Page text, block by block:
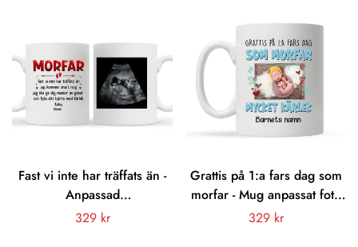
Fast vi inte har träffats än -
Anpassad
ultraljudsfotomugg till Farfar
Vanligt
329 kr
Grattis på 1:a fars dag som
morfar - Mug anpassat foto
till Farfar Morfar
Vanligt
329 kr